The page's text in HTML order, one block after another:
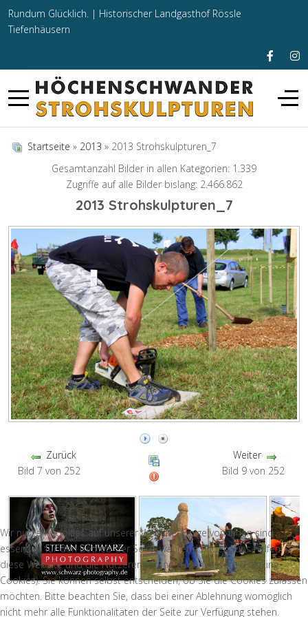
Rundum Glücklich. | Historischer Landgasthof Rössle
Tiefenhäusern
Startseite » 2013 » 2013 Strohskulpturen_7
Gesamtanzahl Bilder in allen Kategorien: 1.339
Zugriffe auf alle Bilder bislang: 2.466.862
2013 Strohskulpturen_7
Zurück
Bild 7 von 252
Weiter
Bild 9 von 252
Wir nutzen Cookies auf unserer Website. Einige von ihnen sind
essenziell für den Betrieb der Seite, während andere uns helfen,
diese Website und die Nutzererfahrung zu verbessern (Tracking
Cookies). Sie können selbst entscheiden, ob Sie die Cookies zulassen
möchten. Bitte beachten Sie, dass bei einer Ablehnung womöglich
nicht mehr alle Funktionalitäten der Seite zur Verfügung stehen.